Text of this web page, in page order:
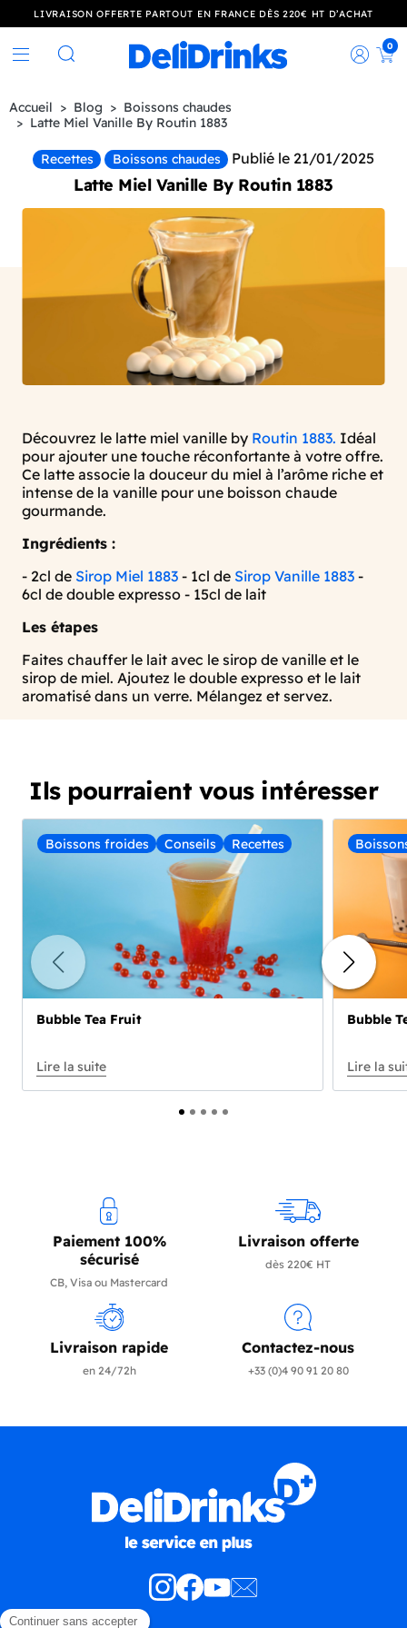
LIVRAISON OFFERTE PARTOUT EN FRANCE DÈS 220€ HT D’ACHAT
Rechercher
0
Accueil Blog
Boissons chaudes
Latte Miel Vanille By Routin 1883
Recettes Boissons chaudes Publié le 21/01/2025
Latte Miel Vanille By Routin 1883
Découvrez le latte miel vanille by Routin 1883. Idéal
pour ajouter une touche réconfortante à votre offre.
Ce latte associe la douceur du miel à l’arôme riche et
intense de la vanille pour une boisson chaude
gourmande.
Ingrédients :
- 2cl de Sirop Miel 1883 - 1cl de Sirop Vanille 1883 -
6cl de double expresso - 15cl de lait
Les étapes
Faites chauffer le lait avec le sirop de vanille et le
sirop de miel. Ajoutez le double expresso et le lait
aromatisé dans un verre. Mélangez et servez.
Ils pourraient vous intéresser
Boissons froides Conseils Recettes
Bubble Tea Fruit Bubble
Paiement 100%
sécurisé
CB, Visa ou Mastercard
Livraison offerte
dès 220€ HT
Livraison rapide
en 24/72h
Contactez-nous
+33 (0)4 90 91 20 80